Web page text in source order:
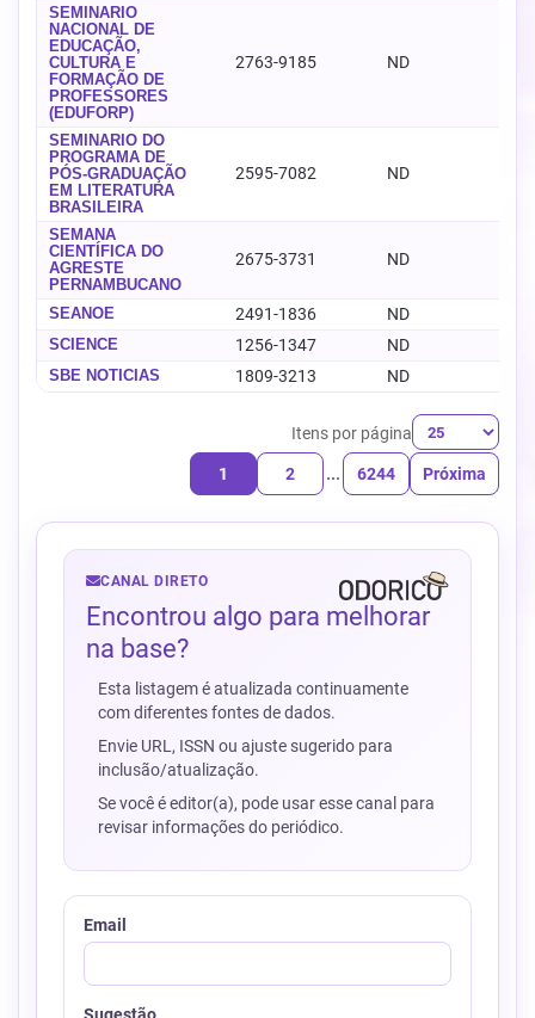
SEMINÁRIO
NACIONAL DE
EDUCAÇÃO,
CULTURA E
FORMAÇÃO DE
PROFESSORES
(EDUFORP)
2763-9185 ND
SEMINÁRIO DO
PROGRAMA DE
PÓS-GRADUAÇÃO
EM LITERATURA
BRASILEIRA
2595-7082 ND
SEMANA
CIENTÍFICA DO
AGRESTE
PERNAMBUCANO
2675-3731 ND
SEANOE 2491-1836 ND
SCIENCE 1256-1347 ND
SBE NOTÍCIAS 1809-3213 ND
Itens por página
1 2 ... 6244 Próxima
CANAL DIRETO
Encontrou algo para melhorar
na base?
Esta listagem é atualizada continuamente
com diferentes fontes de dados.
Envie URL, ISSN ou ajuste sugerido para
inclusão/atualização.
Se você é editor(a), pode usar esse canal para
revisar informações do periódico.
Email